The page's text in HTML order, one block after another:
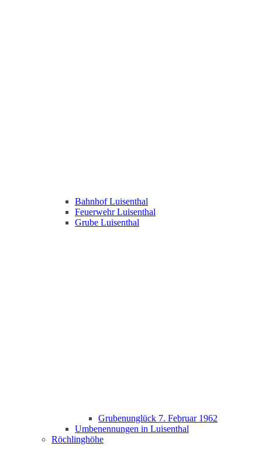
Bahnhof Luisenthal
Feuerwehr Luisenthal
Grube Luisenthal
Grubenunglück 7. Februar 1962
Umbenennungen in Luisenthal
Röchlinghöhe